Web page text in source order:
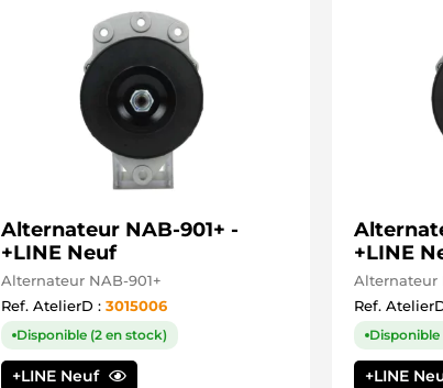
Alternateur NAB-901+ -
+LINE Neuf
Alternateur NAB-901+
Ref. AtelierD : 3015006
Disponible (2 en stock)
+LINE Neuf
+LINE
Alternateur
Ref.
+LINE